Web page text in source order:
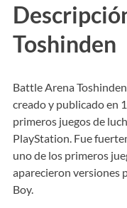
Toshinden
Battle Arena
creado y publicado en
primeros juegos de
PlayStation. Fue
uno de los primeros
aparecieron versiones
Boy.